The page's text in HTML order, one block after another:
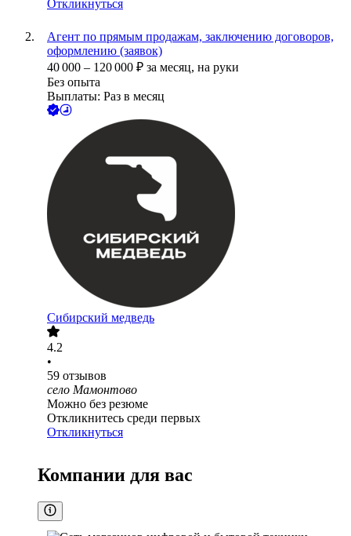
Откликнуться
Агент по прямым продажам, заключению договоров,
оформлению (заявок)
40 000 – 120 000 ₽ за месяц, на руки
Без опыта
Выплаты: Раз в месяц
Сибирский медведь
4.2
•
59 отзывов
село Мамонтово
Можно без резюме
Откликнитесь среди первых
Откликнуться
Компании для вас